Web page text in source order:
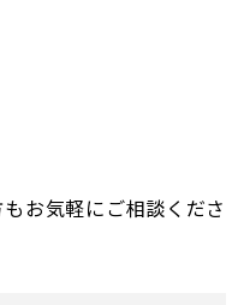
お気軽にご相談くださ